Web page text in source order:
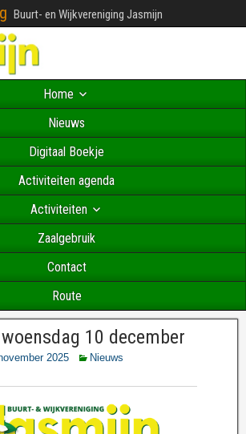
Buurt- en Wijkvereniging Jasmijn
Home
Nieuws
Digitaal Boekje
Activiteiten agenda
Activiteiten
Zaalgebruik
Contact
Route
10 december
2025 Nieuws